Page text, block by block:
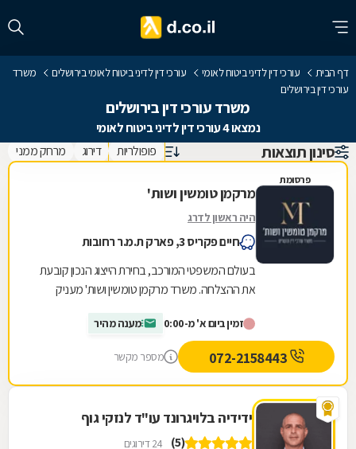
דף הבית עורכי דין לדיני ביטוח לאומי עורכי דין לדיני ביטוח לאומי בירושלים
משרד
עורכי דין בירושלים
משרד עורכי דין בירושלים
נמצאו 4 עורכי דין לדיני ביטוח לאומי
סינון תוצאות פופולריות דירוג מרחק ממני
פרסומת
מרקמן טומשין ושות'
היה ראשון לדרג
חיים פקריס 3, פארק ת.מ.ר רחובות
בעולם המשפטי המורכב, בחירת הייצוג הנכון קובעת
את ההצלחה. משרד מרקמן טומשין ושות' מעניק
התאמה...
זמין ביום א' מ-0:00 מענה מהיר
מספר מקשר
ידידיה בלויגרונד עו"ד לנזקי גוף
(5) 24 דירוגים